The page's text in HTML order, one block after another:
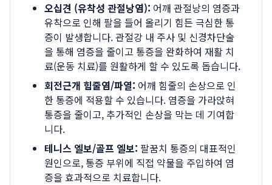
오십견 (유착성 관절낭염): 어깨 관절낭의 염증과
유착으로 인해 팔을 들어 올리기 힘든 극심한 통
증이 발생합니다. 관절강 내 주사 및 신경차단술
을 통해 염증을 줄이고 통증을 완화하여 재활 치
료(운동 치료)를 원활하게 할 수 있도록 돕습니다.
회전근개 힘줄염/파열: 어깨 힘줄의 손상으로 인
한 통증에 적용할 수 있습니다. 염증을 가라앉혀
통증을 줄이고, 추가적인 손상을 막는 데 기여합
니다.
테니스 엘보/골프 엘보: 팔꿈치 통증의 대표적인
원인으로, 통증 부위에 직접 약물을 주입하여 염
증을 효과적으로 치료합니다.